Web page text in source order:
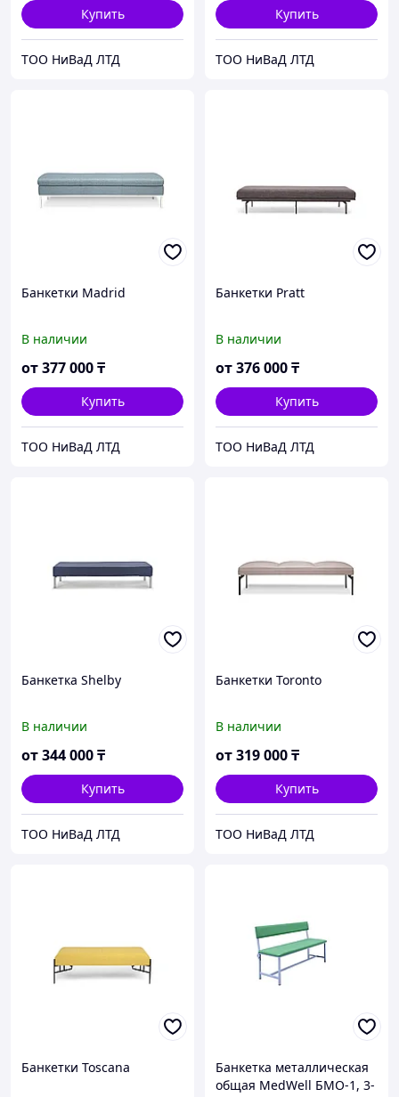
Купить
ТОО НиВаД ЛТД
Купить
ТОО НиВаД ЛТД
Банкетки Madrid
В наличии
от377 000₸
Купить
ТОО НиВаД ЛТД
Банкетки Pratt
В наличии
от376 000₸
Купить
ТОО НиВаД ЛТД
Банкетка Shelby
В наличии
от344 000₸
Купить
ТОО НиВаД ЛТД
Банкетки Toronto
В наличии
от319 000₸
Купить
ТОО НиВаД ЛТД
Банкетки Toscana
Банкетка металлическая
общая MedWell БМО-1, 3-